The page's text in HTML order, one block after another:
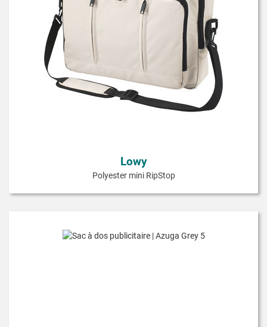
Lowy
Polyester mini RipStop